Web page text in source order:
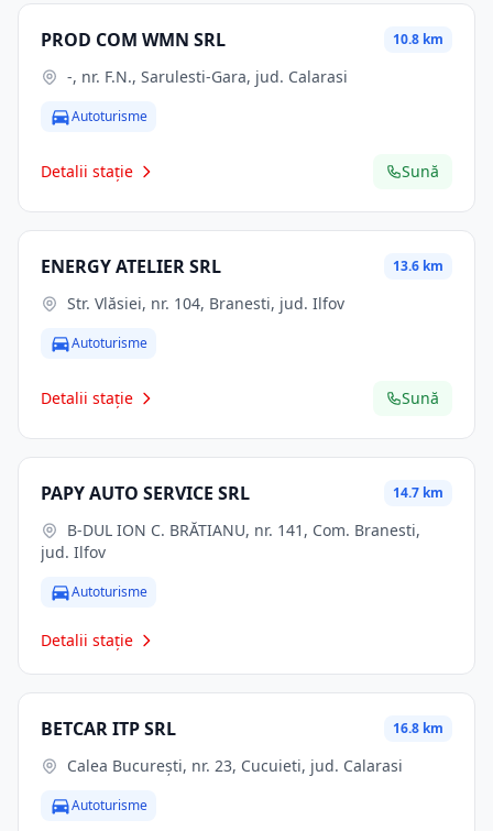
PROD COM WMN SRL 10.8 km
-, nr. F.N., Sarulesti-Gara, jud. Calarasi
Autoturisme
Detalii stație Sună
ENERGY ATELIER SRL 13.6 km
Str. Vlăsiei, nr. 104, Branesti, jud. Ilfov
Autoturisme
Detalii stație Sună
PAPY AUTO SERVICE SRL 14.7 km
jud. Ilfov
Autoturisme
Detalii stație
BETCAR ITP SRL 16.8 km
Calea Bucureşti, nr. 23, Cucuieti, jud. Calarasi
Autoturisme